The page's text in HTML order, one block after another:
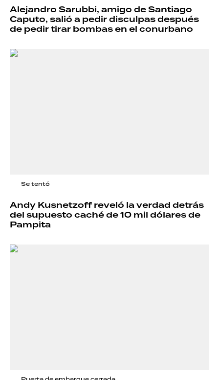
Alejandro Sarubbi, amigo de Santiago
Caputo, salió a pedir disculpas después
de pedir tirar bombas en el conurbano
Se tentó
Andy Kusnetzoff reveló la verdad detrás
del supuesto caché de 10 mil dólares de
Pampita